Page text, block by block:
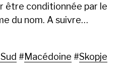
être conditionnée par le
du nom. A suivre…
#Macédoine #Skopje